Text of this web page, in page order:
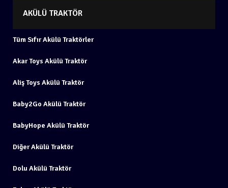
AKÜLÜ TRAKTÖR
Tüm Sıfır Akülü Traktörler
Akar Toys Akülü Traktör
Aliş Toys Akülü Traktör
Baby2Go Akülü Traktör
BabyHope Akülü Traktör
Diğer Akülü Traktör
Dolu Akülü Traktör